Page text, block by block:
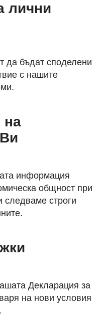
лични
да бъдат споделени
с нашите
на
информация
общност при
следваме строги
Декларация за
на нови условия